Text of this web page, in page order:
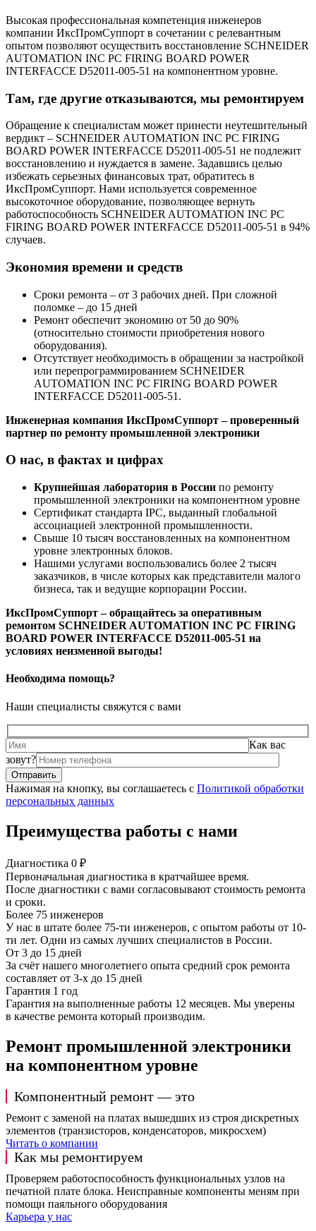
Высокая профессиональная компетенция инженеров
компании ИксПромСуппорт в сочетании с релевантным
опытом позволяют осуществить восстановление SCHNEIDER
AUTOMATION INC PC FIRING BOARD POWER
INTERFACCE D52011-005-51 на компонентном уровне.
Там, где другие отказываются, мы ремонтируем
Обращение к специалистам может принести неутешительный
вердикт – SCHNEIDER AUTOMATION INC PC FIRING
BOARD POWER INTERFACCE D52011-005-51 не подлежит
восстановлению и нуждается в замене. Задавшись целью
избежать серьезных финансовых трат, обратитесь в
ИксПромСуппорт. Нами используется современное
высокоточное оборудование, позволяющее вернуть
работоспособность SCHNEIDER AUTOMATION INC PC
FIRING BOARD POWER INTERFACCE D52011-005-51 в 94%
случаев.
Экономия времени и средств
Сроки ремонта – от 3 рабочих дней. При сложной
поломке – до 15 дней
Ремонт обеспечит экономию от 50 до 90%
(относительно стоимости приобретения нового
оборудования).
Отсутствует необходимость в обращении за настройкой
или перепрограммированием SCHNEIDER
AUTOMATION INC PC FIRING BOARD POWER
INTERFACCE D52011-005-51.
Инженерная компания ИксПромСуппорт – проверенный
партнер по ремонту промышленной электроники
О нас, в фактах и цифрах
Крупнейшая лаборатория в России по ремонту
промышленной электроники на компонентном уровне
Сертификат стандарта IPC, выданный глобальной
ассоциацией электронной промышленности.
Свыше 10 тысяч восстановленных на компонентном
уровне электронных блоков.
Нашими услугами воспользовались более 2 тысяч
заказчиков, в числе которых как представители малого
бизнеса, так и ведущие корпорации России.
ИксПромСуппорт – обращайтесь за оперативным
ремонтом SCHNEIDER AUTOMATION INC PC FIRING
BOARD POWER INTERFACCE D52011-005-51 на
условиях неизменной выгоды!
Необходима помощь?
Наши специалисты свяжутся с вами
Как вас
зовут?
Нажимая на кнопку, вы соглашаетесь с Политикой обработки
персональных данных
Преимущества работы с нами
Диагностика 0 ₽
Первоначальная диагностика в кратчайшее время.
После диагностики с вами согласовывают стоимость ремонта
и сроки.
Более 75 инженеров
У нас в штате более 75-ти инженеров, с опытом работы от 10-
ти лет. Одни из самых лучших специалистов в России.
От 3 до 15 дней
За счёт нашего многолетнего опыта средний срок ремонта
составляет от 3-х до 15 дней
Гарантия 1 год
Гарантия на выполненные работы 12 месяцев. Мы уверены
в качестве ремонта который производим.
Ремонт промышленной электроники
на компонентном уровне
Компонентный ремонт — это
Ремонт с заменой на платах вышедших из строя дискретных
элементов (транзисторов, конденсаторов, микросхем)
Читать о компании
Как мы ремонтируем
Проверяем работоспособность функциональных узлов на
печатной плате блока. Неисправные компоненты меням при
помощи паяльного оборудования
Карьера у нас